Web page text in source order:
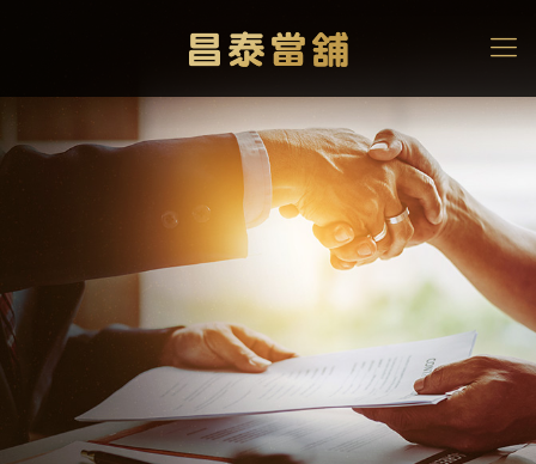
金戒指一兩多少？一錢金
戒指呢？
影響金戒指價格3因素報你
知！